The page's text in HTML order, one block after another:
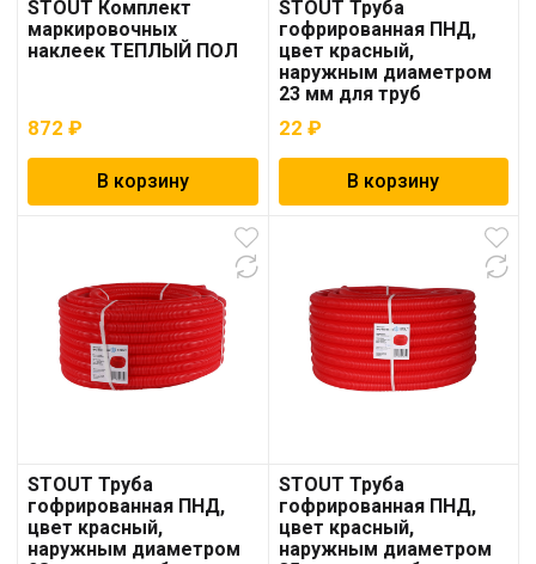
STOUT Комплект
маркировочных
наклеек ТЕПЛЫЙ ПОЛ
872 ₽
В корзину
STOUT Труба
гофрированная ПНД,
цвет красный,
наружным диаметром
23 мм для труб
22 ₽
В корзину
STOUT Труба
гофрированная ПНД,
цвет красный,
наружным диаметром
STOUT Труба
гофрированная ПНД,
цвет красный,
наружным диаметром